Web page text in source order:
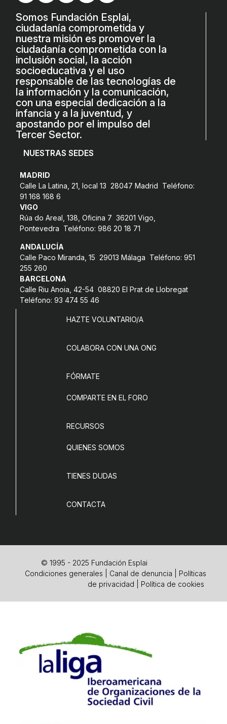
Somos Fundación Esplai,
ciudadanía comprometida y
nuestra misión es promover la
ciudadanía comprometida con la
inclusión social, la acción
socioeducativa y el uso
responsable de las tecnologías de
la información y la comunicación,
con una especial dedicación a la
infancia y a la juventud, y
apostando por el impulso del
Tercer Sector.
NUESTRAS SEDES
MADRID
Calle La Latina, 21, local 13 28047 Madrid Teléfono:
91 168 168 6
VIGO
Rúa do Areal, 138, Oficina 7 36201 Vigo,
Pontevedra Teléfono: 986 20 18 71
ANDALUCÍA
Calle Paco Miranda, 15 29013 Málaga Teléfono: 951
255 260
BARCELONA
Calle Riu Anoia, 42-54 08820 El Prat de Llobregat
Teléfono: 93 474 55 46
HAZTE VOLUNTARIO/A
COLABORA CON UNA ONG
FÓRMATE
COMPARTE EN EL FORO
RECURSOS
QUIENES SOMOS
TIENES DUDAS
CONTACTA
© 1995 - 2025 Fundación Esplai
Condiciones generales
Canal de denuncia
Políticas
de privacidad
Política de cookies
Xarxes socials
COL·LABORA
Fes voluntariat
Fes un donatiu
Treballa amb nosaltres